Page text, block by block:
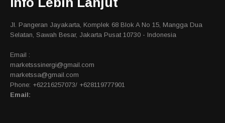
Jl. Pangeran Jayakarta, Komplek 68 Blok A No 15, Mangga Dua
Selatan, Sawah Besar, Jakarta Pusat 10730 - Indonesia
Email :
marketsssinergi@gmail.com
marketssa@gmail.com
Phone: +62216257073/ +628119777901
Email: